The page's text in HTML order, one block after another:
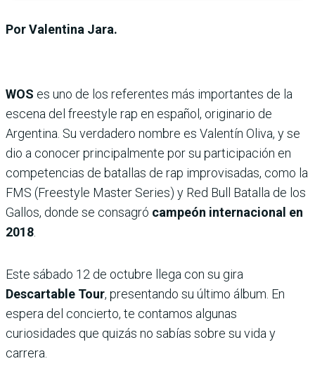
Por Valentina Jara.
WOS es uno de los referentes más importantes de la
escena del freestyle rap en español, originario de
Argentina. Su verdadero nombre es Valentín Oliva, y se
dio a conocer principalmente por su participación en
competencias de batallas de rap improvisadas, como la
FMS (Freestyle Master Series) y Red Bull Batalla de los
Gallos, donde se consagró campeón internacional en
2018.
Este sábado 12 de octubre llega con su gira
Descartable Tour, presentando su último álbum. En
espera del concierto, te contamos algunas
curiosidades que quizás no sabías sobre su vida y
carrera.